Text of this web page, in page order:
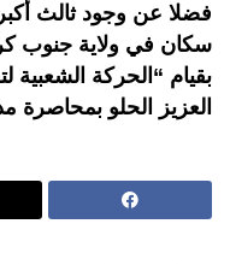
فضلا عن وجود ثالث أكبر
سكان في ولاية جنوب
بقيام “الحركة الشعبية
العزيز الحلو بمحاصرة